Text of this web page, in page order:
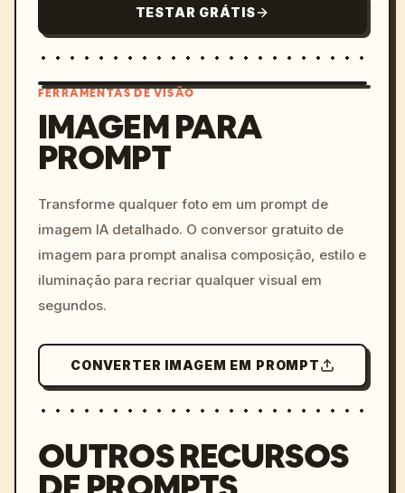
TESTAR GRÁTIS
colors, 8k --v 6.0
FERRAMENTAS DE VISÃO
IMAGEM PARA
PROMPT
Transforme qualquer foto em um prompt de
imagem IA detalhado. O conversor gratuito de
imagem para prompt analisa composição, estilo e
iluminação para recriar qualquer visual em
segundos.
CONVERTER IMAGEM EM PROMPT
OUTROS RECURSOS